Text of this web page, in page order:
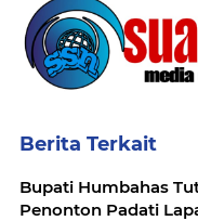
Berita Terkait
Bupati Humbahas
Penonton Padati